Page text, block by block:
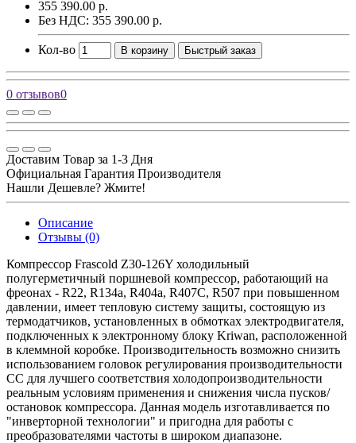
355 390.00 р.
Без НДС: 355 390.00 р.
Кол-во В корзину Быстрый заказ
0 отзывов0
Доставим Товар за 1-3 Дня
Официальная Гарантия Производителя
Нашли Дешевле? Жмите!
Описание
Отзывы (0)
Компрессор Frascold Z30-126Y холодильный
полугерметичный поршневой компрессор, работающий на
фреонах - R22, R134a, R404a, R407C, R507 при повышенном
давлении, имеет тепловую систему защиты, состоящую из
термодатчиков, установленных в обмотках электродвигателя,
подключенных к электронному блоку Kriwan, расположенной
в клеммной коробке. Производительность возможно снизить
использованием головок регулирования производительности
CC для лучшего соответствия холодопроизводительности
реальным условиям применения и снижения числа пусков/
остановок компрессора. Данная модель изготавливается по
"инверторной технологии" и пригодна для работы с
преобразователями частоты в широком диапазоне.